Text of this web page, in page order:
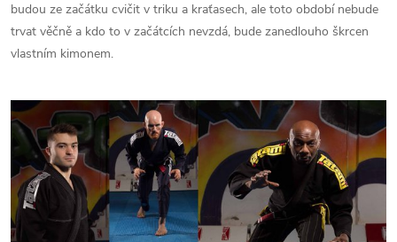
budou ze začátku cvičit v triku a kraťasech, ale toto období nebude
trvat věčně a kdo to v začátcích nevzdá, bude zanedlouho škrcen
vlastním kimonem.